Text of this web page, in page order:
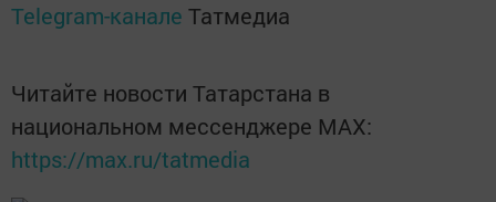
Telegram-канале Татмедиа
Читайте новости Татарстана в
национальном мессенджере MАХ:
https://max.ru/tatmedia